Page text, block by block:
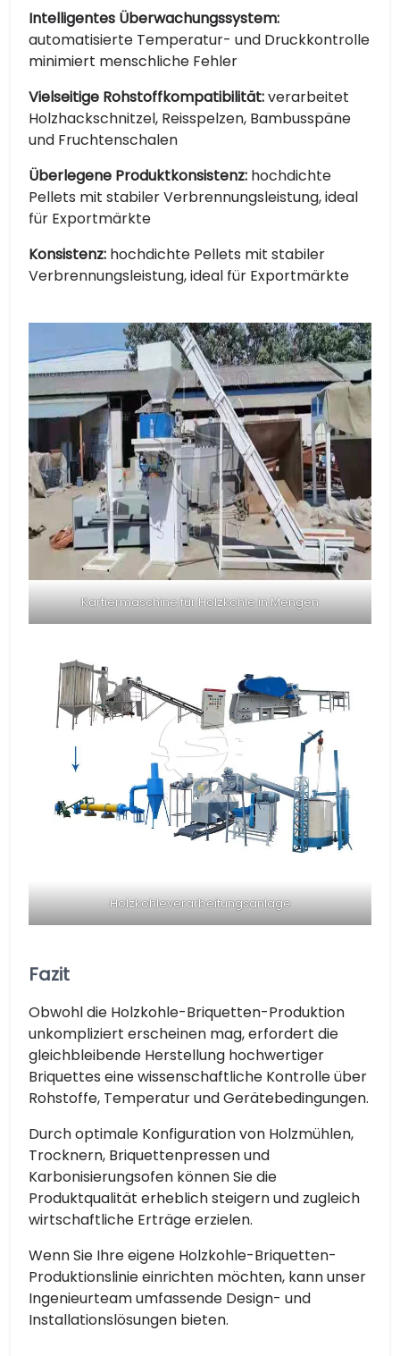
Intelligentes Überwachungssystem:
automatisierte Temperatur- und Druckkontrolle
minimiert menschliche Fehler
Vielseitige Rohstoffkompatibilität:verarbeitet
Holzhackschnitzel, Reisspelzen, Bambusspäne
und Fruchtenschalen
Überlegene Produktkonsistenz: hochdichte
Pellets mit stabiler Verbrennungsleistung, ideal
für Exportmärkte
Konsistenz: hochdichte Pellets mit stabiler
Verbrennungsleistung, ideal für Exportmärkte
Kartiermaschine für Holzkohle in Mengen
Holzkohleverarbeitungsanlage
Fazit
Obwohl die Holzkohle-Briquetten-Produktion
unkompliziert erscheinen mag, erfordert die
gleichbleibende Herstellung hochwertiger
Briquettes eine wissenschaftliche Kontrolle über
Rohstoffe, Temperatur und Gerätebedingungen.
Durch optimale Konfiguration von Holzmühlen,
Trocknern, Briquettenpressen und
Karbonisierungsofen können Sie die
Produktqualität erheblich steigern und zugleich
wirtschaftliche Erträge erzielen.
Wenn Sie Ihre eigene Holzkohle-Briquetten-
Produktionslinie einrichten möchten, kann unser
Ingenieurteam umfassende Design- und
Installationslösungen bieten.